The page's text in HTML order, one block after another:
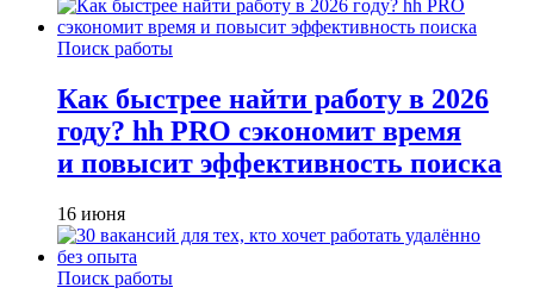
Поиск работы
Как быстрее найти работу в 2026
году? hh PRO сэкономит время
и повысит эффективность поиска
16 июня
Поиск работы